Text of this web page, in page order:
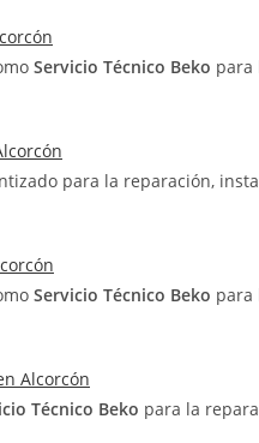
Servicio Técnico Beko para
para la reparación,
Servicio Técnico Beko para
Alcorcón
Técnico Beko para la